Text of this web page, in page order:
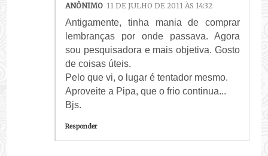
ANÔNIMO 11 DE JULHO DE 2011 ÀS 14:32
Antigamente, tinha mania de comprar
lembranças por onde passava. Agora
sou pesquisadora e mais objetiva. Gosto
de coisas úteis.
Pelo que vi, o lugar é tentador mesmo.
Aproveite a Pipa, que o frio continua...
Bjs.
Responder